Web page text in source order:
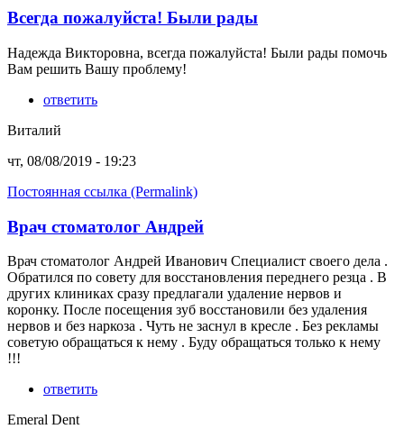
Всегда пожалуйста! Были рады
Надежда Викторовна, всегда пожалуйста! Были рады помочь
Вам решить Вашу проблему!
ответить
Виталий
чт, 08/08/2019 - 19:23
Постоянная ссылка (Permalink)
Врач стоматолог Андрей
Врач стоматолог Андрей Иванович Специалист своего дела .
Обратился по совету для восстановления переднего резца . В
других клиниках сразу предлагали удаление нервов и
коронку. После посещения зуб восстановили без удаления
нервов и без наркоза . Чуть не заснул в кресле . Без рекламы
советую обращаться к нему . Буду обращаться только к нему
!!!
ответить
Emeral Dent